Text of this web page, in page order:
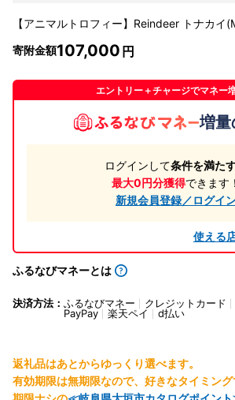
【アニマルトロフィー】Reindeer トナカイ
寄附金額107,000
エントリー＋チャージでマネー
増量
ログインして条件を満た
最大0円分獲得できます！
新規会員登録／ログイ
使える
ふるなびマネーとは
決済方法： ふるなびマネー クレジットカード
PayPay
楽天ペイ d払い
返礼品はあとからゆっくり選べます。
有効期限は無期限なので、好きなタイミング